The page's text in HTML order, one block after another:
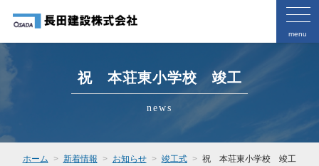
menu
祝 本荘東小学校 竣工
news
ホーム 新着情報 お知らせ 竣工式 祝 本荘東小学校 竣工